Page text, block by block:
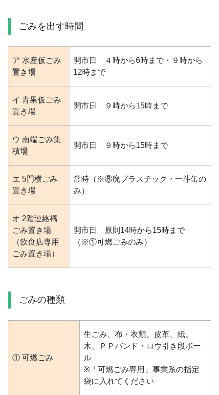
ごみを出す時間
ア 水産仮ごみ
置き場
開市日 ４時から6時まで・９時から
12時まで
イ 青果仮ごみ
置き場
開市日 ９時から15時まで
ウ 南端ごみ集
積場
開市日 ９時から15時まで
エ 5門横ごみ
置き場
常時（※⑧廃プラスチック・一斗缶の
み）
オ 2階連絡橋
ごみ置き場
（飲食店専用
ごみ置き場）
開市日 原則14時から15時まで
（※①可燃ごみのみ）
ごみの種類
① 可燃ごみ
生ごみ、布・衣類、皮革、紙、
木、ＰＰバンド・ロウ引き段ボー
ル
※「可燃ごみ専用」事業系の指定
袋に入れてください